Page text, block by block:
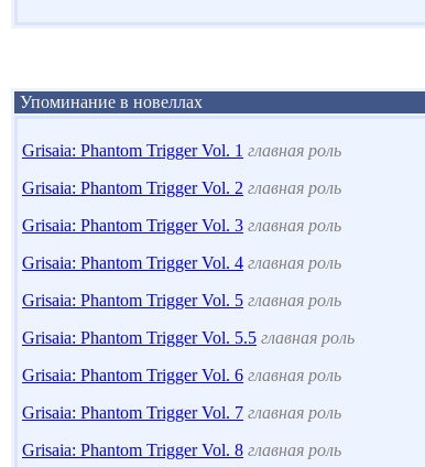
Упоминание в новеллах
Grisaia: Phantom Trigger Vol. 1 главная роль
Grisaia: Phantom Trigger Vol. 2 главная роль
Grisaia: Phantom Trigger Vol. 3 главная роль
Grisaia: Phantom Trigger Vol. 4 главная роль
Grisaia: Phantom Trigger Vol. 5 главная роль
Grisaia: Phantom Trigger Vol. 5.5 главная роль
Grisaia: Phantom Trigger Vol. 6 главная роль
Grisaia: Phantom Trigger Vol. 7 главная роль
Grisaia: Phantom Trigger Vol. 8 главная роль